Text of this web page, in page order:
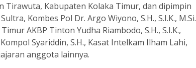
Tirawuta, Kabupaten Kolaka Timur, dan dipimpin
Kombes Pol Dr. Argo Wiyono, S.H., S.I.K., M.Si.
AKBP Tinton Yudha Riambodo, S.H., S.I.K.,
Syariddin, S.H., Kasat Intelkam Ilham Lahi,
anggota lainnya.